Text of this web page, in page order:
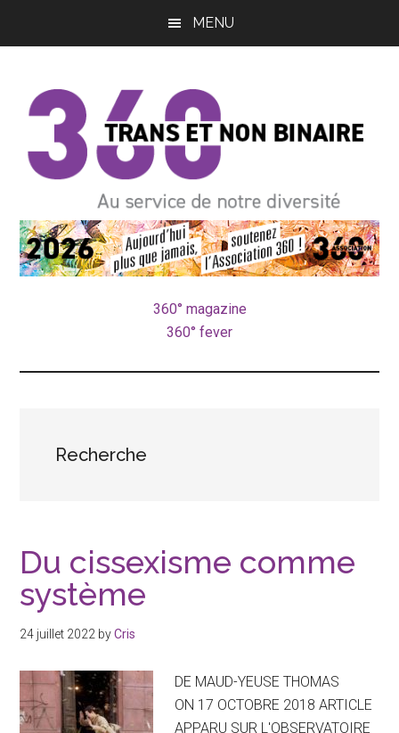
latérale
principale
MENU
pôle
trans
non
Au
service
de
360° magazine
360° fever
Recherche
Du cissexisme comme
système
24 juillet 2022 byCris
DE MAUD-YEUSE THOMAS
ON 17 OCTOBRE 2018 ARTICLE
APPARU SUR L'OBSERVATOIRE